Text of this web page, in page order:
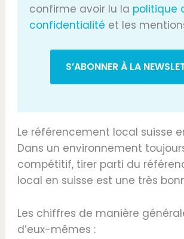
confirme avoir lu la politique
confidentialité et les
Le référencement local suisse
Dans un environnement
compétitif, tirer parti du
local en suisse est une très
Les chiffres de manière
d’eux-mêmes :